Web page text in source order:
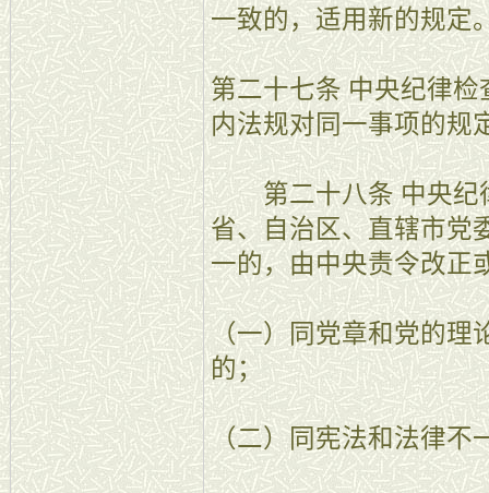
一致的，适用新的规定
第二十七条 中央纪律
内法规对同一事项的规
第二十八条 中央纪律
省、自治区、直辖市党
一的，由中央责令改正
（一）同党章和党的理
的；
（二）同宪法和法律不